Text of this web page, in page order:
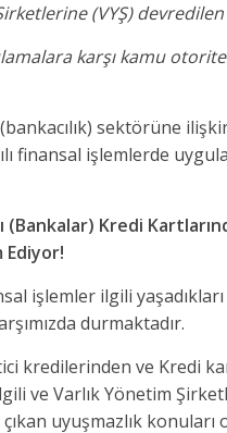
(VYŞ)
karşı kamu
sektörüne
finansal işlemlerde
(Bankalar) Kredi
işlemler ilgili
durmaktadır.
kredilerinden ve Kredi
ve Varlık Yönetim
uyuşmazlık